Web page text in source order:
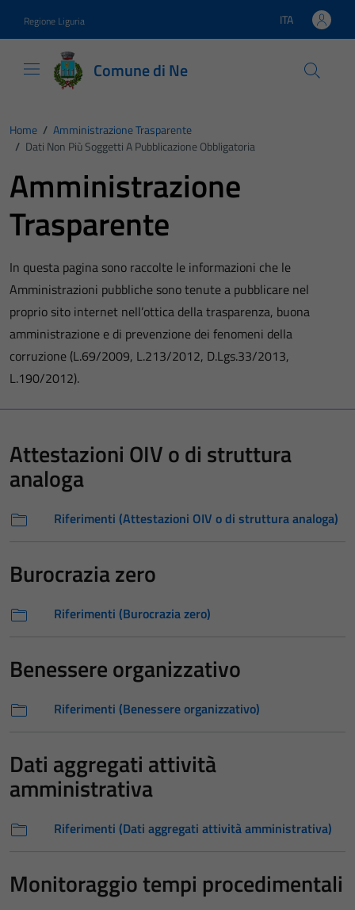
Regione Liguria Lingua attiva:
ITA
Comune di Ne
Home / Amministrazione Trasparente
/ Dati Non Più Soggetti A Pubblicazione Obbligatoria
Amministrazione
Trasparente
In questa pagina sono raccolte le informazioni che le
Amministrazioni pubbliche sono tenute a pubblicare nel
proprio sito internet nell’ottica della trasparenza, buona
amministrazione e di prevenzione dei fenomeni della
corruzione (L.69/2009, L.213/2012, D.Lgs.33/2013,
L.190/2012).
Attestazioni OIV o di struttura
analoga
Riferimenti (Attestazioni OIV o di struttura analoga)
Burocrazia zero
Riferimenti (Burocrazia zero)
Benessere organizzativo
Riferimenti (Benessere organizzativo)
Dati aggregati attività
amministrativa
Riferimenti (Dati aggregati attività amministrativa)
Monitoraggio tempi procedimentali